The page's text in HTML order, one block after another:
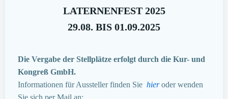
LATERNENFEST 2025
29.08. BIS 01.09.2025
Die Vergabe der Stellplätze erfolgt durch die Kur- und
Kongreß GmbH.
Informationen für Aussteller finden Sie hieroder wenden
Sie sich per Mail an: